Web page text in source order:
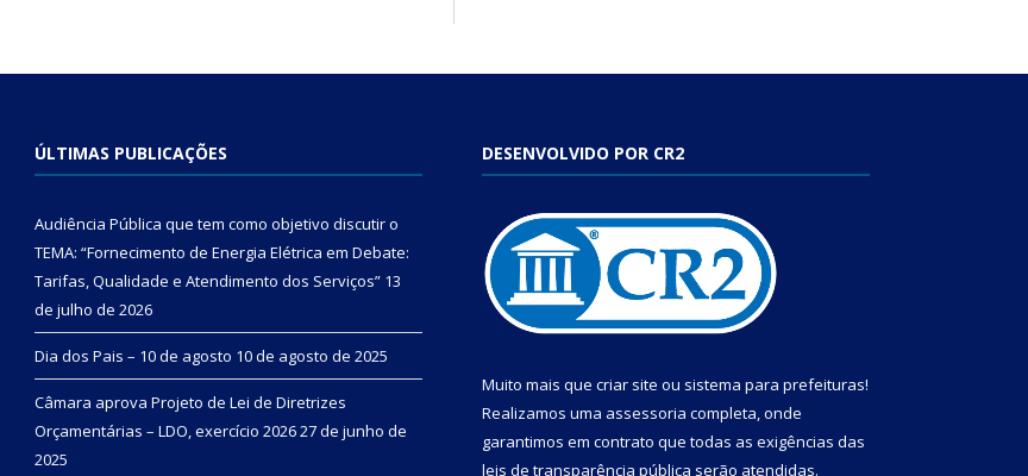
ÚLTIMAS PUBLICAÇÕES
Audiência Pública que tem como objetivo discutir o
TEMA: “Fornecimento de Energia Elétrica em Debate:
Tarifas, Qualidade e Atendimento dos Serviços” 13
de julho de 2026
Dia dos Pais – 10 de agosto 10 de agosto de 2025
Câmara aprova Projeto de Lei de Diretrizes
Orçamentárias – LDO, exercício 202627 de junho de
2025
DESENVOLVIDO POR CR2
Muito mais que criar site ou sistema para prefeituras!
Realizamos uma assessoria completa, onde
garantimos em contrato que todas as exigências das
leis de transparência pública serão atendidas.